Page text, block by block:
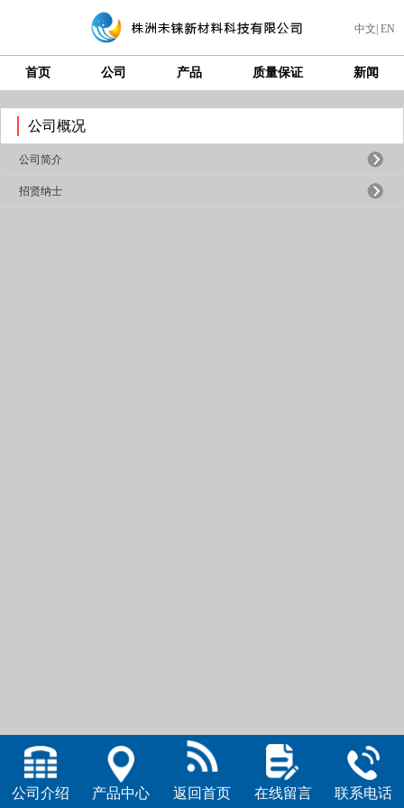
中文 EN
首页 公司 产品 质量保证 新闻
公司概况
公司简介
招贤纳士
公司介绍 产品中心 返回首页 在线留言 联系电话